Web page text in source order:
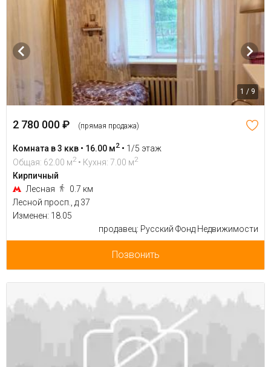
1 / 9
2 780 000 ₽ (прямая продажа)
Комната в 3 ккв • 16.00 м2 • 1/5 этаж
Общая: 62.00 м2 • Кухня: 7.00 м2
Кирпичный
Лесная
0.7 км
Лесной просп., д 37
Изменен: 18.05
продавец: Русский Фонд Недвижимости
Позвонить